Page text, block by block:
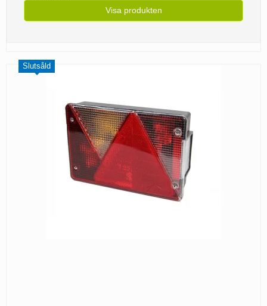
Visa produkten
Slutsåld